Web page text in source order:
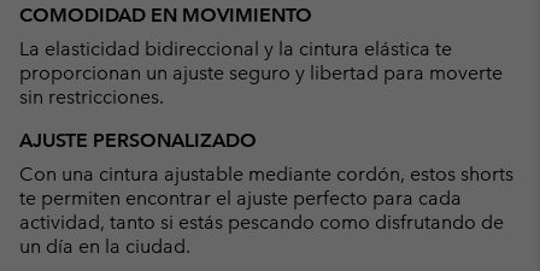
COMODIDAD EN MOVIMIENTO
La elasticidad bidireccional y la cintura elástica te
proporcionan un ajuste seguro y libertad para moverte
sin restricciones.
AJUSTE PERSONALIZADO
Con una cintura ajustable mediante cordón, estos shorts
te permiten encontrar el ajuste perfecto para cada
actividad, tanto si estás pescando como disfrutando de
un día en la ciudad.